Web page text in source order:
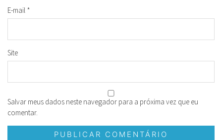
E-mail *
Site
Salvar meus dados neste navegador para a próxima vez que eu
comentar.